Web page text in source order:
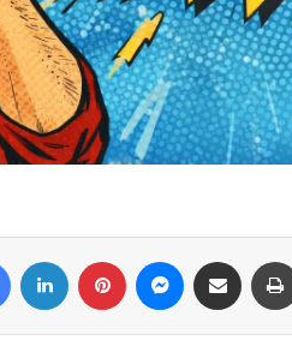
FacebookLinkedin PinterestMessenger
Partager par email